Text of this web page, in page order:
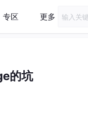
专区 更多
的坑